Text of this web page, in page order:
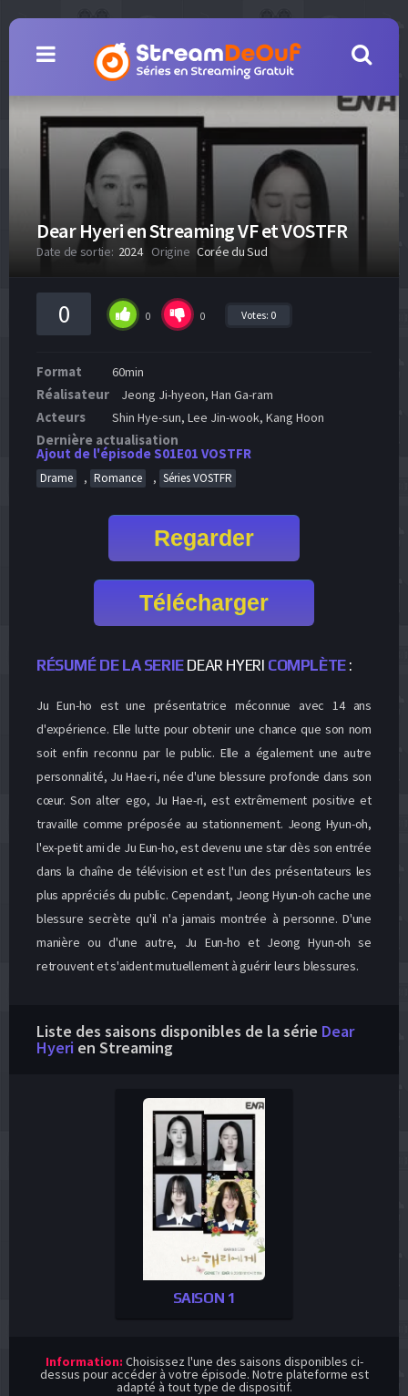
Dear Hyeri en Streaming VF et VOSTFR
Date de sortie: 2024 Origine Corée du Sud
0 0 0 Votes: 0
Format 60min
Réalisateur Jeong Ji-hyeon, Han Ga-ram
Acteurs Shin Hye-sun, Lee Jin-wook, Kang Hoon
Dernière actualisation
Ajout de l'épisode S01E01 VOSTFR
Drame , Romance , Séries VOSTFR
Regarder
Télécharger
RÉSUMÉ DE LA SERIEDEAR HYERI COMPLÈTE:
Ju Eun-ho est une présentatrice méconnue avec 14 ans
d'expérience. Elle lutte pour obtenir une chance que son nom
soit enfin reconnu par le public. Elle a également une autre
personnalité, Ju Hae-ri, née d'une blessure profonde dans son
cœur. Son alter ego, Ju Hae-ri, est extrêmement positive et
travaille comme préposée au stationnement. Jeong Hyun-oh,
l'ex-petit ami de Ju Eun-ho, est devenu une star dès son entrée
dans la chaîne de télévision et est l'un des présentateurs les
plus appréciés du public. Cependant, Jeong Hyun-oh cache une
blessure secrète qu'il n'a jamais montrée à personne. D'une
manière ou d'une autre, Ju Eun-ho et Jeong Hyun-oh se
retrouvent et s'aident mutuellement à guérir leurs blessures.
Liste des saisons disponibles de la série Dear
Hyeri en Streaming
SAISON 1
Information: Choisissez l'une des saisons disponibles ci-
dessus pour accéder à votre épisode. Notre plateforme est
adapté à tout type de dispositif.